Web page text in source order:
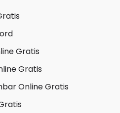
Gratis
Gratis
Online Gratis